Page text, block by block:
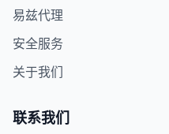
易兹代理
安全服务
关于我们
联系我们